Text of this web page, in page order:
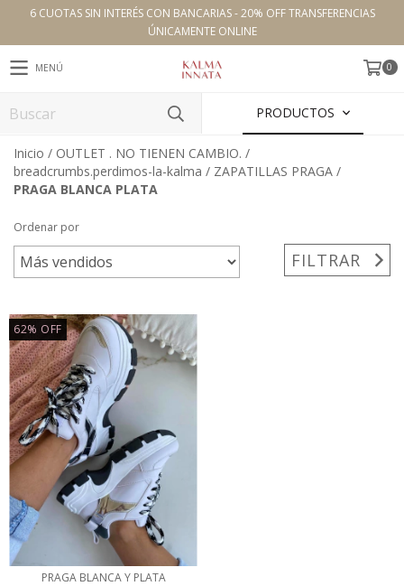
6 CUOTAS SIN INTERÉS CON BANCARIAS - 20% OFF TRANSFERENCIAS
ÚNICAMENTE ONLINE
MENÚ 0
PRODUCTOS
Inicio / OUTLET . NO TIENEN CAMBIO. /
breadcrumbs.perdimos-la-kalma / ZAPATILLAS PRAGA /
PRAGA BLANCA PLATA
Ordenar por
FILTRAR
62% OFF
PRAGA BLANCA Y PLATA